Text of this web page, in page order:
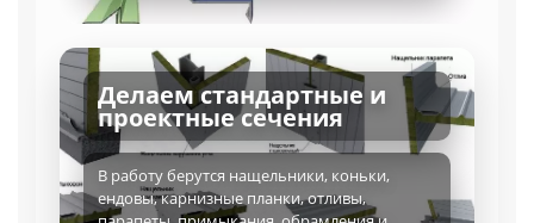
Делаем стандартные и
проектные сечения
В работу берутся нащельники, коньки,
ендовы, карнизные планки, отливы,